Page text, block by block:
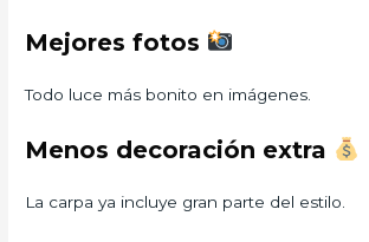
Mejores fotos
Todo luce más bonito en imágenes.
Menos decoración extra
La carpa ya incluye gran parte del estilo.